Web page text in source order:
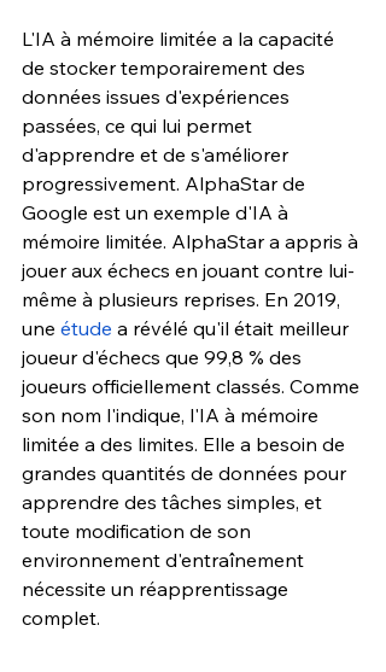
L'IA à mémoire limitée a la capacité
de stocker temporairement des
données issues d'expériences
passées, ce qui lui permet
d'apprendre et de s'améliorer
progressivement. AlphaStar de
Google est un exemple d'IA à
mémoire limitée. AlphaStar a appris à
jouer aux échecs en jouant contre lui-
même à plusieurs reprises. En 2019,
une étude a révélé qu'il était meilleur
joueur d'échecs que 99,8 % des
joueurs officiellement classés. Comme
son nom l'indique, l'IA à mémoire
limitée a des limites. Elle a besoin de
grandes quantités de données pour
apprendre des tâches simples, et
toute modification de son
environnement d'entraînement
nécessite un réapprentissage
complet.